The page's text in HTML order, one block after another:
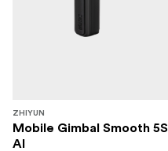
ZHIYUN
Mobile Gimbal Smooth 5S
AI